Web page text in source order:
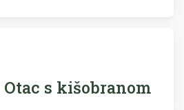
Otac s kišobranom